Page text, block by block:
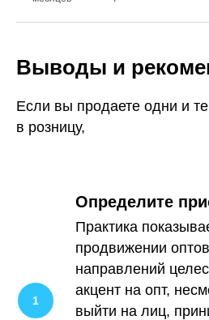
Выводы и
Если вы продаете одни и
в розницу,
Определите
Практика
продвижении
направлений
акцент на опт,
выйти на лиц,